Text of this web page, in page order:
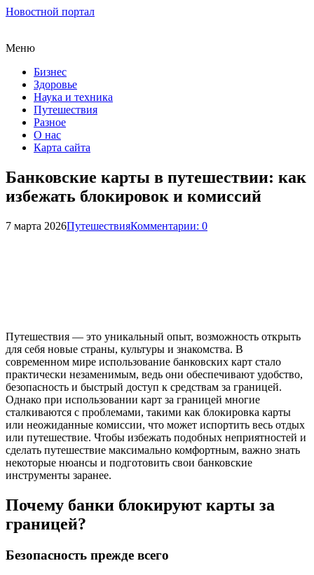
Новостной портал
Меню
Бизнес
Здоровье
Наука и техника
Путешествия
Разное
О нас
Карта сайта
Банковские карты в путешествии: как
избежать блокировок и комиссий
7 марта 2026ПутешествияКомментарии: 0
Путешествия — это уникальный опыт, возможность открыть
для себя новые страны, культуры и знакомства. В
современном мире использование банковских карт стало
практически незаменимым, ведь они обеспечивают удобство,
безопасность и быстрый доступ к средствам за границей.
Однако при использовании карт за границей многие
сталкиваются с проблемами, такими как блокировка карты
или неожиданные комиссии, что может испортить весь отдых
или путешествие. Чтобы избежать подобных неприятностей и
сделать путешествие максимально комфортным, важно знать
некоторые нюансы и подготовить свои банковские
инструменты заранее.
Почему банки блокируют карты за
границей?
Безопасность прежде всего